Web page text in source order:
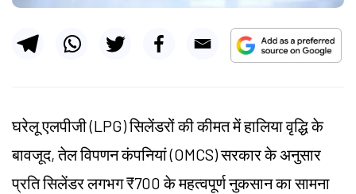
घरेलू एलपीजी (LPG) सिलेंडरों की कीमत में हालिया वृद्धि के
बावजूद, तेल विपणन कंपनियां (OMCS) सरकार के अनुसार
प्रति सिलेंडर लगभग ₹700 के महत्वपूर्ण नुकसान का सामना